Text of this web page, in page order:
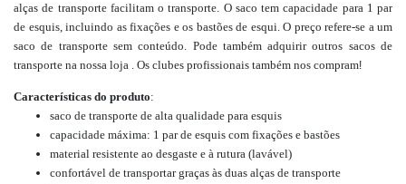
alças de transporte facilitam o transporte. O saco tem capacidade para 1 par
de esquis, incluindo as fixações e os bastões de esqui. O preço refere-se a um
saco de transporte sem conteúdo. Pode também adquirir outros sacos de
transporte na nossa loja . Os clubes profissionais também nos compram!
Características do produto:
saco de transporte de alta qualidade para esquis
capacidade máxima: 1 par de esquis com fixações e bastões
material resistente ao desgaste e à rutura (lavável)
confortável de transportar graças às duas alças de transporte